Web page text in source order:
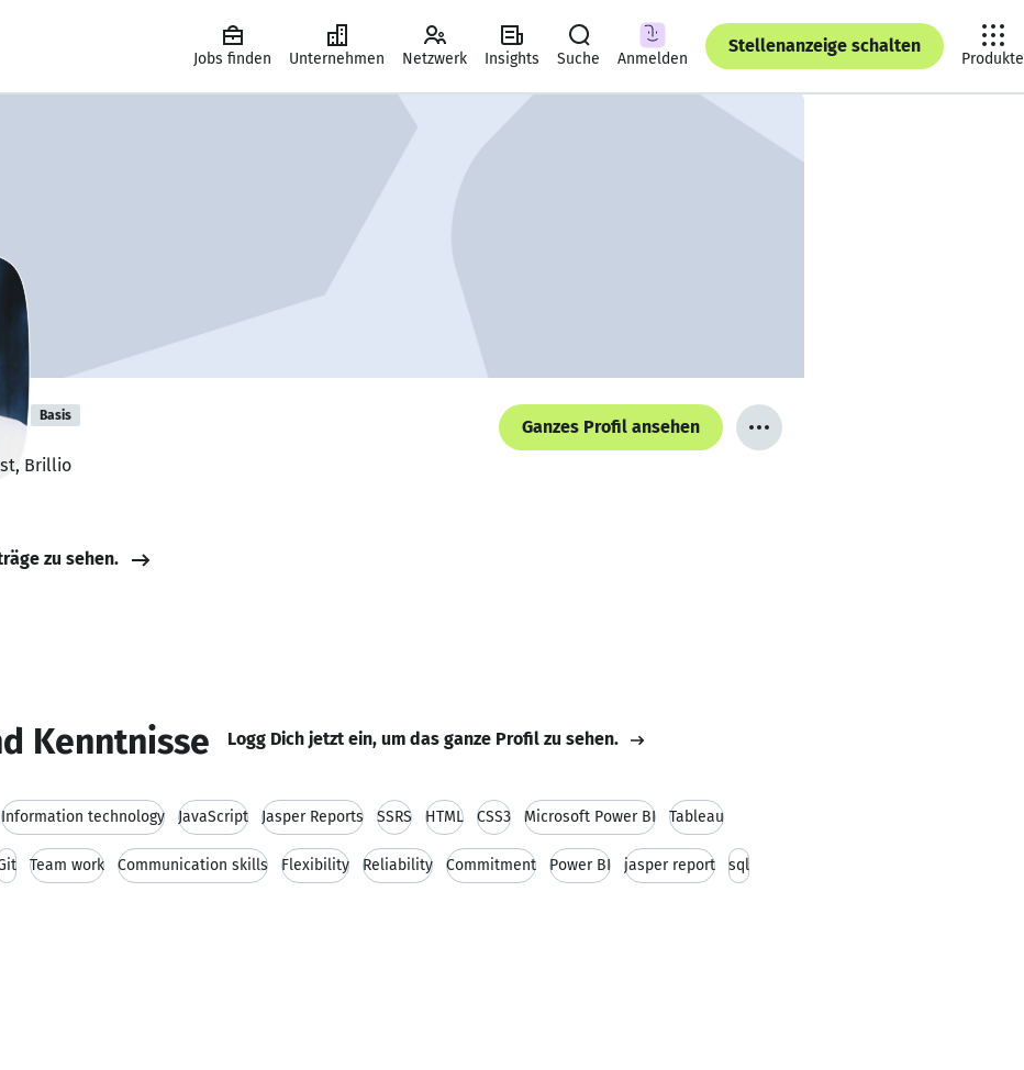
Jobs finden Unternehmen Netzwerk Insights Suche Anmelden
Stellenanzeige schalten
Produkte
Basis
Ganzes Profil ansehen
Brillio
zu sehen.
Kenntnisse Logg Dich jetzt ein, um das ganze Profil zu sehen.
Information technology JavaScript Jasper Reports SSRS HTML CSS3 Microsoft Power BI Tableau
Team work Communication skills Flexibility Reliability Commitment Power BI jasper report sql